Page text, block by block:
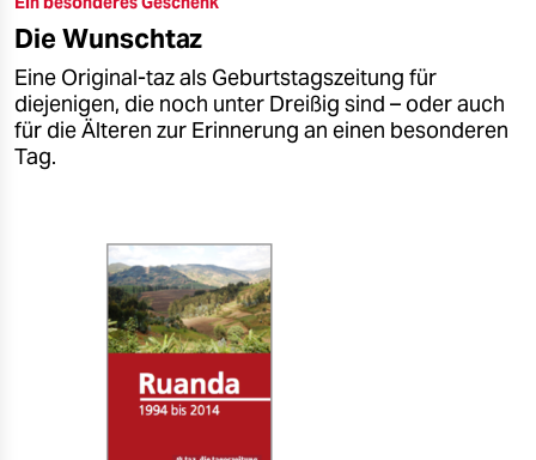
epaper login
Die Wunschtaz
Eine Original-taz als Geburtstagszeitung für
diejenigen, die noch unter Dreißig sind – oder auch
für die Älteren zur Erinnerung an einen besonderen
Tag.